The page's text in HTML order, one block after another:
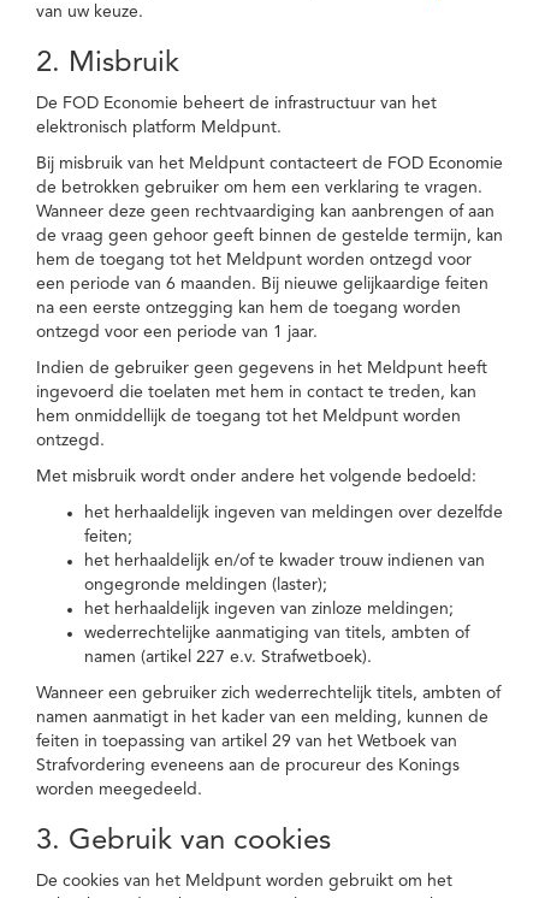
van uw keuze.
2. Misbruik
De FOD Economie beheert de infrastructuur van het
elektronisch platform Meldpunt.
Bij misbruik van het Meldpunt contacteert de FOD Economie
de betrokken gebruiker om hem een verklaring te vragen.
Wanneer deze geen rechtvaardiging kan aanbrengen of aan
de vraag geen gehoor geeft binnen de gestelde termijn, kan
hem de toegang tot het Meldpunt worden ontzegd voor
een periode van 6 maanden. Bij nieuwe gelijkaardige feiten
na een eerste ontzegging kan hem de toegang worden
ontzegd voor een periode van 1 jaar.
Indien de gebruiker geen gegevens in het Meldpunt heeft
ingevoerd die toelaten met hem in contact te treden, kan
hem onmiddellijk de toegang tot het Meldpunt worden
ontzegd.
Met misbruik wordt onder andere het volgende bedoeld:
het herhaaldelijk ingeven van meldingen over dezelfde
feiten;
het herhaaldelijk en/of te kwader trouw indienen van
ongegronde meldingen (laster);
het herhaaldelijk ingeven van zinloze meldingen;
wederrechtelijke aanmatiging van titels, ambten of
namen (artikel 227 e.v. Strafwetboek).
Wanneer een gebruiker zich wederrechtelijk titels, ambten of
namen aanmatigt in het kader van een melding, kunnen de
feiten in toepassing van artikel 29 van het Wetboek van
Strafvordering eveneens aan de procureur des Konings
worden meegedeeld.
3. Gebruik van cookies
De cookies van het Meldpunt worden gebruikt om het